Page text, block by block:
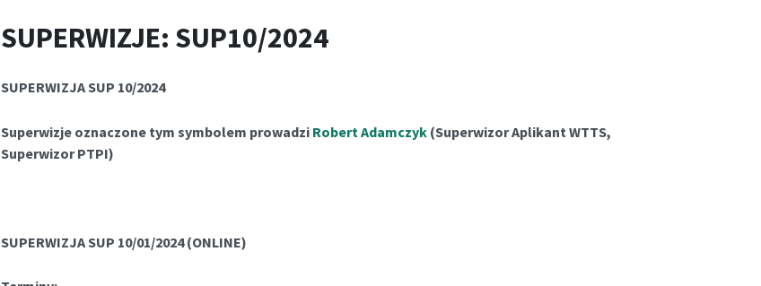
SUPERWIZJE: SUP10/2024
SUPERWIZJA SUP 10/2024
Superwizje oznaczone tym symbolem prowadzi Robert Adamczyk(Superwizor Aplikant WTTS,
Superwizor PTPI)
SUPERWIZJA SUP 10/01/2024 (ONLINE)